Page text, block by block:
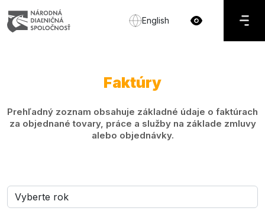
English
Faktúry
Prehľadný zoznam obsahuje základné údaje o faktúrach
za objednané tovary, práce a služby na základe zmluvy
alebo objednávky.